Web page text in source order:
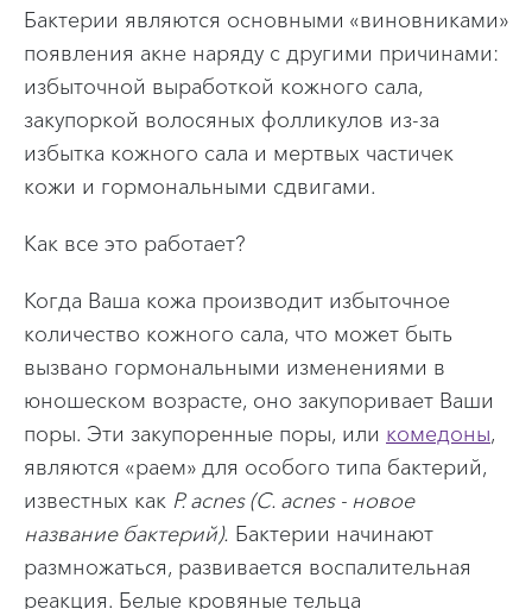
Бактерии являются основными «виновниками»
появления акне наряду с другими причинами:
избыточной выработкой кожного сала,
закупоркой волосяных фолликулов из-за
избытка кожного сала и мертвых частичек
кожи и гормональными сдвигами.
Как все это работает?
Когда Ваша кожа производит избыточное
количество кожного сала, что может быть
вызвано гормональными изменениями в
юношеском возрасте, оно закупоривает Ваши
поры. Эти закупоренные поры, или комедоны,
являются «раем» для особого типа бактерий,
известных как P. acnes (C. acnes - новое
название бактерий). Бактерии начинают
размножаться, развивается воспалительная
реакция. Белые кровяные тельца